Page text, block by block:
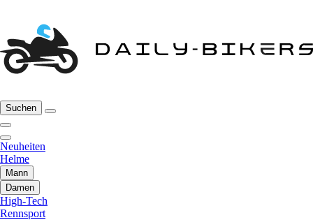
Suchen
Neuheiten
Helme
Mann
Damen
High-Tech
Rennsport